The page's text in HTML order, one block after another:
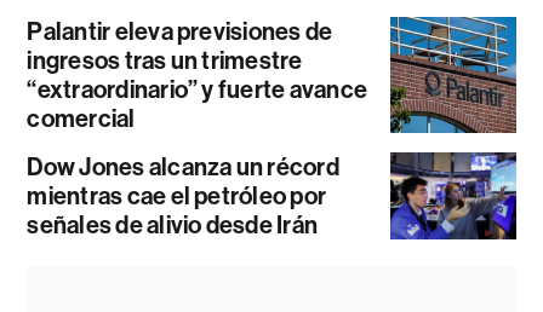
Palantir eleva previsiones de
ingresos tras un trimestre
“extraordinario” y fuerte avance
comercial
Dow Jones alcanza un récord
mientras cae el petróleo por
señales de alivio desde Irán